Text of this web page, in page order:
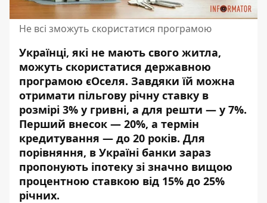
Не всі зможуть скористатися програмою
Українці, які не мають свого житла,
можуть скористатися державною
програмою єОселя. Завдяки їй можна
отримати пільгову річну ставку в
розмірі 3% у гривні, а для решти — у 7%.
Перший внесок — 20%, а термін
кредитування — до 20 років. Для
порівняння, в Україні банки зараз
пропонують іпотеку зі значно вищою
процентною ставкою від 15% до 25%
річних.